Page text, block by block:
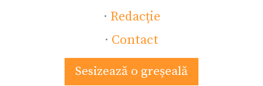
· Redacție
· Contact
Sesizează o greșeală